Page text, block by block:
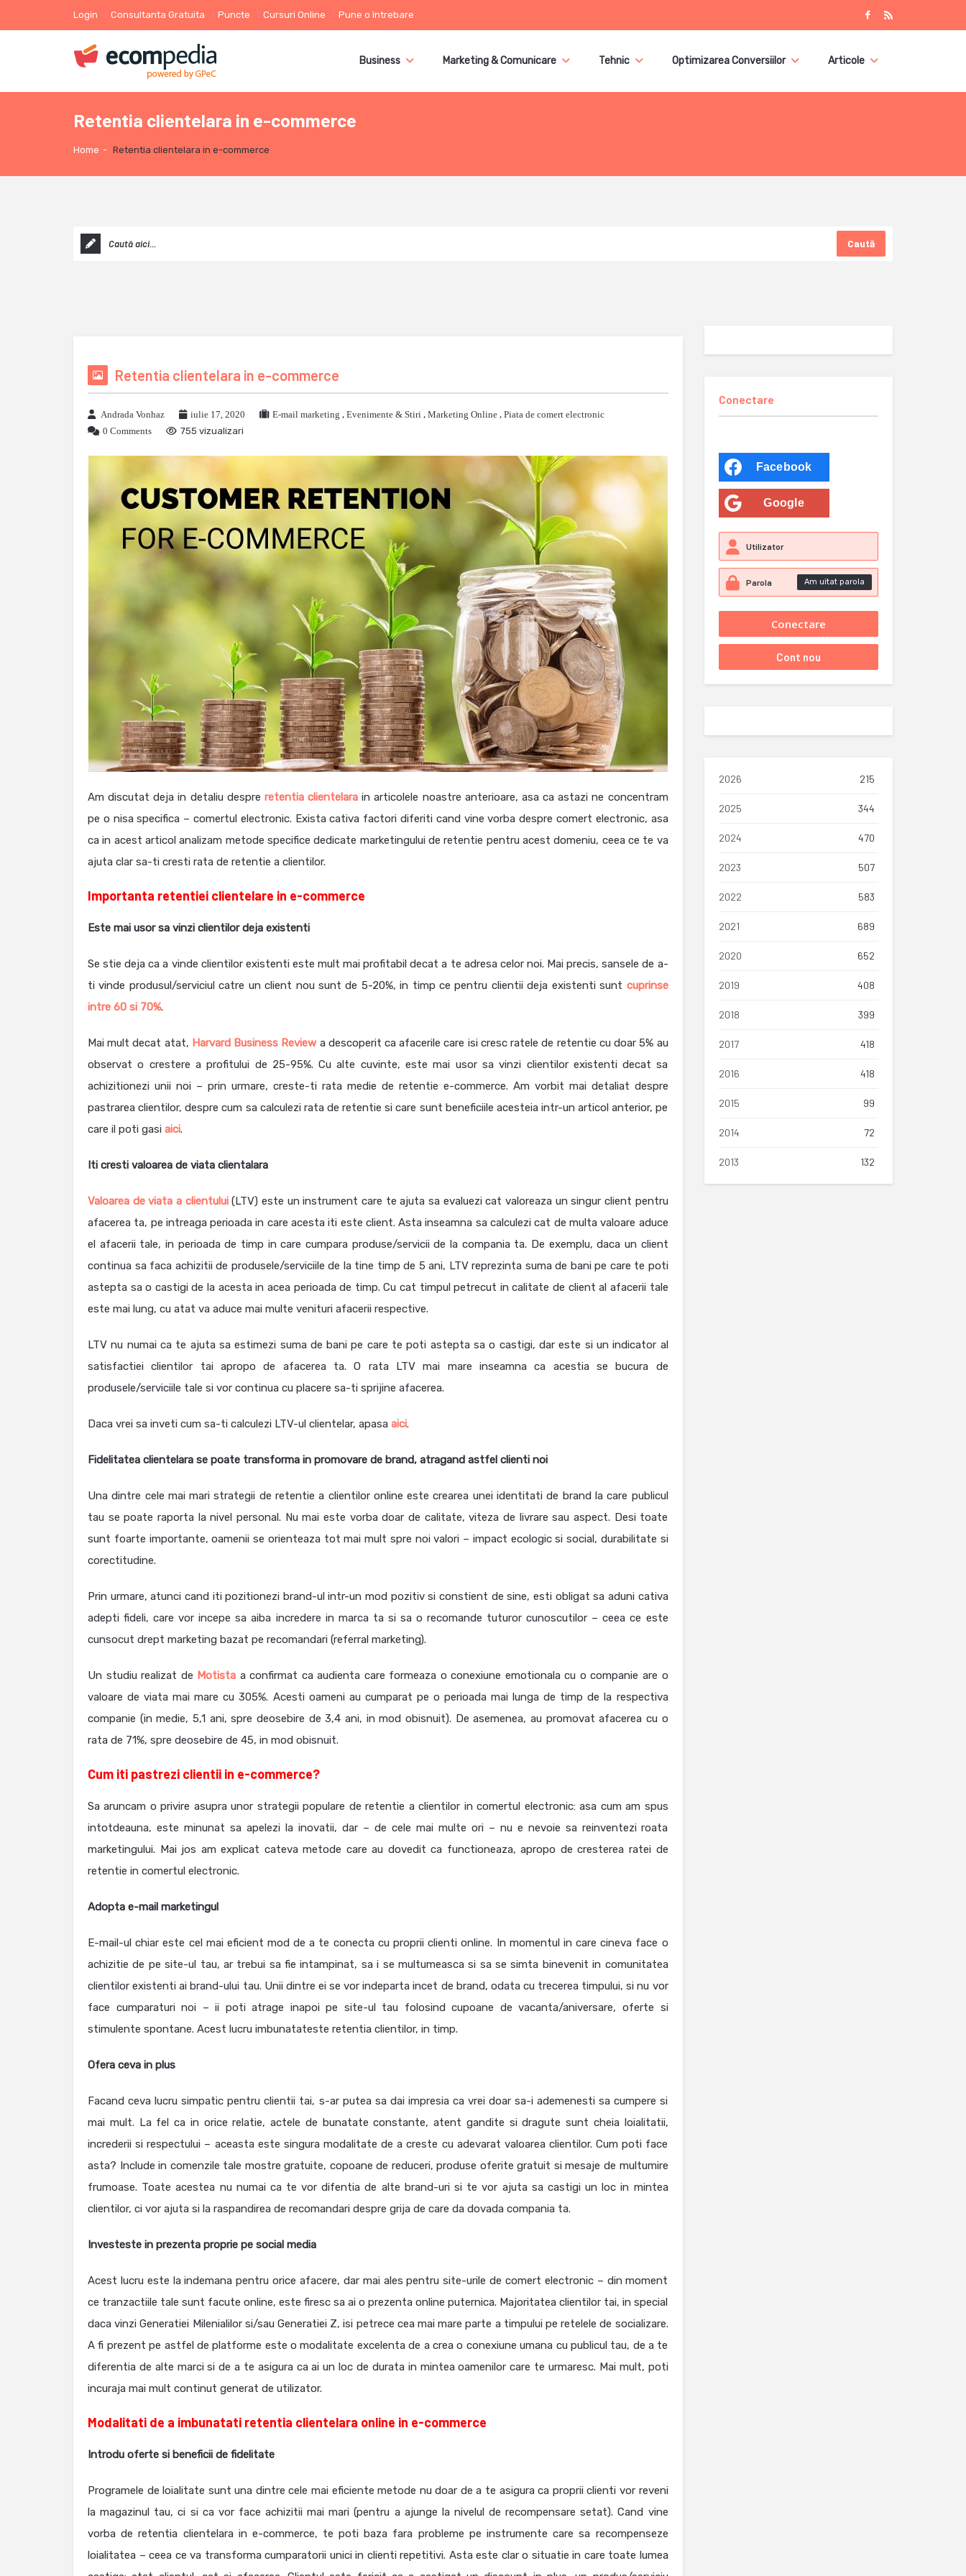
Login Consultanta Gratuita Puncte Cursuri Online Pune o întrebare
Business Marketing & Comunicare Tehnic Optimizarea Conversiilor Articole
Retentia clientelara in e-commerce
Home - Retentia clientelara in e-commerce
Caută
Retentia clientelara in e-commerce
Andrada Vonhaz iulie 17, 2020 E-mail marketing , Evenimente & Stiri , Marketing Online , Piata de comert electronic
0 Comments
755 vizualizari
Am discutat deja in detaliu despre retentia clientelara in articolele noastre anterioare, asa ca astazi ne concentram
pe o nisa specifica – comertul electronic. Exista cativa factori diferiti cand vine vorba despre comert electronic, asa
ca in acest articol analizam metode specifice dedicate marketingului de retentie pentru acest domeniu, ceea ce te va
ajuta clar sa-ti cresti rata de retentie a clientilor.
Importanta retentiei clientelare in e-commerce
Este mai usor sa vinzi clientilor deja existenti
Se stie deja ca a vinde clientilor existenti este mult mai profitabil decat a te adresa celor noi. Mai precis, sansele de a-
ti vinde produsul/serviciul catre un client nou sunt de 5-20%, in timp ce pentru clientii deja existenti sunt cuprinse
intre 60 si 70%.
Mai mult decat atat, Harvard Business Review a descoperit ca afacerile care isi cresc ratele de retentie cu doar 5% au
observat o crestere a profitului de 25-95%. Cu alte cuvinte, este mai usor sa vinzi clientilor existenti decat sa
achizitionezi unii noi – prin urmare, creste-ti rata medie de retentie e-commerce. Am vorbit mai detaliat despre
pastrarea clientilor, despre cum sa calculezi rata de retentie si care sunt beneficiile acesteia intr-un articol anterior, pe
care il poti gasi aici.
Iti cresti valoarea de viata clientalara
Valoarea de viata a clientului(LTV) este un instrument care te ajuta sa evaluezi cat valoreaza un singur client pentru
afacerea ta, pe intreaga perioada in care acesta iti este client. Asta inseamna sa calculezi cat de multa valoare aduce
el afacerii tale, in perioada de timp in care cumpara produse/servicii de la compania ta. De exemplu, daca un client
continua sa faca achizitii de produsele/serviciile de la tine timp de 5 ani, LTV reprezinta suma de bani pe care te poti
astepta sa o castigi de la acesta in acea perioada de timp. Cu cat timpul petrecut in calitate de client al afacerii tale
este mai lung, cu atat va aduce mai multe venituri afacerii respective.
LTV nu numai ca te ajuta sa estimezi suma de bani pe care te poti astepta sa o castigi, dar este si un indicator al
satisfactiei clientilor tai apropo de afacerea ta. O rata LTV mai mare inseamna ca acestia se bucura de
produsele/serviciile tale si vor continua cu placere sa-ti sprijine afacerea.
Daca vrei sa inveti cum sa-ti calculezi LTV-ul clientelar, apasa aici.
Fidelitatea clientelara se poate transforma in promovare de brand, atragand astfel clienti noi
Una dintre cele mai mari strategii de retentie a clientilor online este crearea unei identitati de brand la care publicul
tau se poate raporta la nivel personal. Nu mai este vorba doar de calitate, viteza de livrare sau aspect. Desi toate
sunt foarte importante, oamenii se orienteaza tot mai mult spre noi valori – impact ecologic si social, durabilitate si
corectitudine.
Prin urmare, atunci cand iti pozitionezi brand-ul intr-un mod pozitiv si constient de sine, esti obligat sa aduni cativa
adepti fideli, care vor incepe sa aiba incredere in marca ta si sa o recomande tuturor cunoscutilor – ceea ce este
cunsocut drept marketing bazat pe recomandari (referral marketing).
Un studiu realizat de Motista a confirmat ca audienta care formeaza o conexiune emotionala cu o companie are o
valoare de viata mai mare cu 305%. Acesti oameni au cumparat pe o perioada mai lunga de timp de la respectiva
companie (in medie, 5,1 ani, spre deosebire de 3,4 ani, in mod obisnuit). De asemenea, au promovat afacerea cu o
rata de 71%, spre deosebire de 45, in mod obisnuit.
Cum iti pastrezi clientii in e-commerce?
Sa aruncam o privire asupra unor strategii populare de retentie a clientilor in comertul electronic: asa cum am spus
intotdeauna, este minunat sa apelezi la inovatii, dar – de cele mai multe ori – nu e nevoie sa reinventezi roata
marketingului. Mai jos am explicat cateva metode care au dovedit ca functioneaza, apropo de cresterea ratei de
retentie in comertul electronic.
Adopta e-mail marketingul
E-mail-ul chiar este cel mai eficient mod de a te conecta cu proprii clienti online. In momentul in care cineva face o
achizitie de pe site-ul tau, ar trebui sa fie intampinat, sa i se multumeasca si sa se simta binevenit in comunitatea
clientilor existenti ai brand-ului tau. Unii dintre ei se vor indeparta incet de brand, odata cu trecerea timpului, si nu vor
face cumparaturi noi – ii poti atrage inapoi pe site-ul tau folosind cupoane de vacanta/aniversare, oferte si
stimulente spontane. Acest lucru imbunatateste retentia clientilor, in timp.
Ofera ceva in plus
Facand ceva lucru simpatic pentru clientii tai, s-ar putea sa dai impresia ca vrei doar sa-i ademenesti sa cumpere si
mai mult. La fel ca in orice relatie, actele de bunatate constante, atent gandite si dragute sunt cheia loialitatii,
increderii si respectului – aceasta este singura modalitate de a creste cu adevarat valoarea clientilor. Cum poti face
asta? Include in comenzile tale mostre gratuite, copoane de reduceri, produse oferite gratuit si mesaje de multumire
frumoase. Toate acestea nu numai ca te vor difentia de alte brand-uri si te vor ajuta sa castigi un loc in mintea
clientilor, ci vor ajuta si la raspandirea de recomandari despre grija de care da dovada compania ta.
Investeste in prezenta proprie pe social media
Acest lucru este la indemana pentru orice afacere, dar mai ales pentru site-urile de comert electronic – din moment
ce tranzactiile tale sunt facute online, este firesc sa ai o prezenta online puternica. Majoritatea clientilor tai, in special
daca vinzi Generatiei Milenialilor si/sau Generatiei Z, isi petrece cea mai mare parte a timpului pe retelele de socializare.
A fi prezent pe astfel de platforme este o modalitate excelenta de a crea o conexiune umana cu publicul tau, de a te
diferentia de alte marci si de a te asigura ca ai un loc de durata in mintea oamenilor care te urmaresc. Mai mult, poti
incuraja mai mult continut generat de utilizator.
Modalitati de a imbunatati retentia clientelara online in e-commerce
Introdu oferte si beneficii de fidelitate
Programele de loialitate sunt una dintre cele mai eficiente metode nu doar de a te asigura ca proprii clienti vor reveni
la magazinul tau, ci si ca vor face achizitii mai mari (pentru a ajunge la nivelul de recompensare setat). Cand vine
vorba de retentia clientelara in e-commerce, te poti baza fara probleme pe instrumente care sa recompenseze
loialitatea – ceea ce va transforma cumparatorii unici in clienti repetitivi. Asta este clar o situatie in care toate lumea
Conectare
Facebook
Google
Am uitat parola
2026 215
2025 344
2024 470
2023 507
2022 583
2021 689
2020 652
2019 408
2018 399
2017 418
2016 418
2015 99
2014 72
2013 132